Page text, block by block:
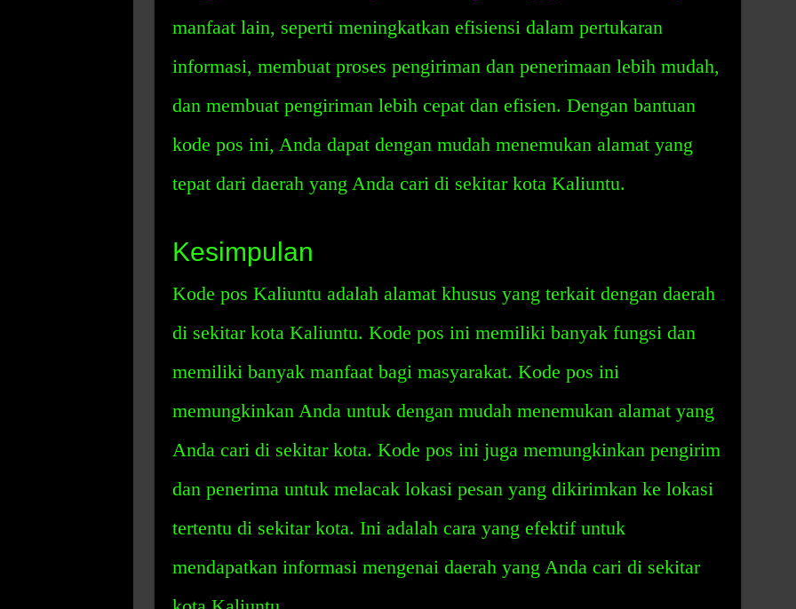
manfaat lain, seperti meningkatkan efisiensi dalam pertukaran
informasi, membuat proses pengiriman dan penerimaan lebih mudah,
dan membuat pengiriman lebih cepat dan efisien. Dengan bantuan
kode pos ini, Anda dapat dengan mudah menemukan alamat yang
tepat dari daerah yang Anda cari di sekitar kota Kaliuntu.
Kesimpulan
Kode pos Kaliuntu adalah alamat khusus yang terkait dengan daerah
di sekitar kota Kaliuntu. Kode pos ini memiliki banyak fungsi dan
memiliki banyak manfaat bagi masyarakat. Kode pos ini
memungkinkan Anda untuk dengan mudah menemukan alamat yang
Anda cari di sekitar kota. Kode pos ini juga memungkinkan pengirim
dan penerima untuk melacak lokasi pesan yang dikirimkan ke lokasi
tertentu di sekitar kota. Ini adalah cara yang efektif untuk
mendapatkan informasi mengenai daerah yang Anda cari di sekitar